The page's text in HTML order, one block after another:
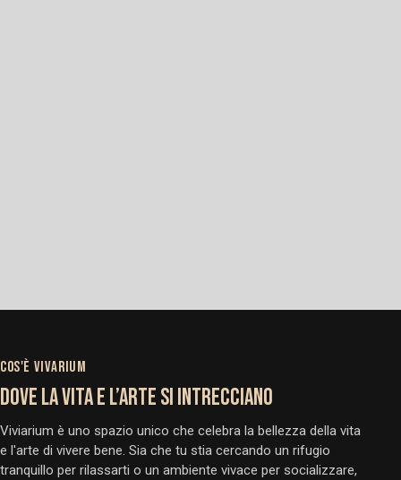
COS'È VIVARIUM
DOVE LA VITA E L’ARTE SI INTRECCIANO
Viviarium è uno spazio unico che celebra la bellezza della vita
e l'arte di vivere bene. Sia che tu stia cercando un rifugio
tranquillo per rilassarti o un ambiente vivace per socializzare,